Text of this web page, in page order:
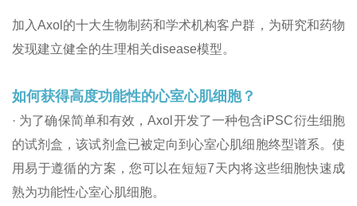
加入Axol的十大生物制药和学术机构客户群，为研究和药物
发现建立健全的生理相关disease模型。
如何获得高度功能性的心室心肌细胞？
· 为了确保简单和有效，Axol开发了一种包含iPSC衍生细胞
的试剂盒，该试剂盒已被定向到心室心肌细胞终型谱系。使
用易于遵循的方案，您可以在短短7天内将这些细胞快速成
熟为功能性心室心肌细胞。